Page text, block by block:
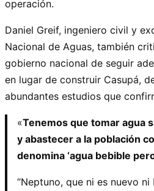
operación.
Daniel Greif, ingeniero civil y
Nacional de Aguas, también
gobierno nacional de seguir
en lugar de construir Casupá,
abundantes estudios que
«Tenemos que tomar agua
y abastecer a la población
denomina ‘agua bebible
“Neptuno, que ni es nuevo